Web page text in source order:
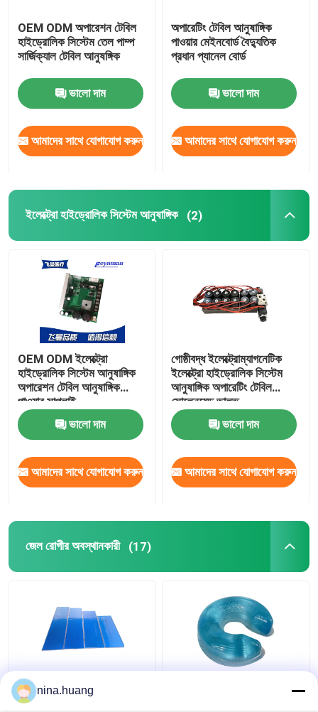
ইলেক্ট্রো হাইড্রোলিক অপারেটিং টেবিল
অপারেশন টেবিল হাইড্রোলিক সিস্টেম
ইলেক্ট্রো হাইড্রোলিক সিস্টেম আনুষাঙ্গিক
জেল রোগীর অবস্থানকারী
OEM ODM অপারেশন টেবিল
হাইড্রোলিক সিস্টেম তেল পাম্প
সার্জিক্যাল টেবিল আনুষঙ্গিক
ভালো দাম
আমাদের সাথে যোগাযোগ করুন
অপারেটিং টেবিল আনুষাঙ্গিক
পাওয়ার মেইনবোর্ড বৈদ্যুতিক
প্রধান প্যানেল বোর্ড
ভালো দাম
আমাদের সাথে যোগাযোগ করুন
ইলেক্ট্রো হাইড্রোলিক সিস্টেম আনুষাঙ্গিক (2)
OEM ODM ইলেক্ট্রো
হাইড্রোলিক সিস্টেম আনুষাঙ্গিক
অপারেশন টেবিল আনুষাঙ্গিক
পাওয়ার সাপ্লাই
ভালো দাম
আমাদের সাথে যোগাযোগ করুন
গোষ্ঠীবদ্ধ ইলেক্ট্রোম্যাগনেটিক
ইলেক্ট্রো হাইড্রোলিক সিস্টেম
আনুষাঙ্গিক অপারেটিং টেবিল
সোলেনয়েড ভালভ
ভালো দাম
আমাদের সাথে যোগাযোগ করুন
জেল রোগীর অবস্থানকারী (17)
অপারেশনের জন্য সিলিকন জেল
রোগীর অবস্থানকারী TPU
nina.huang